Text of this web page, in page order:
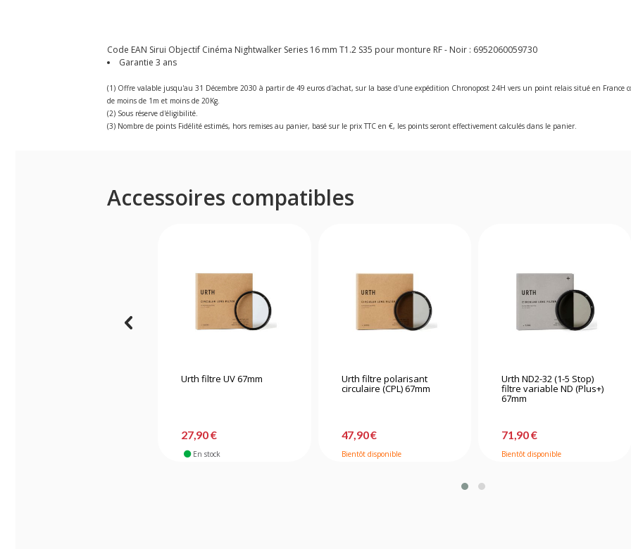
Code EAN Sirui Objectif Cinéma Nightwalker Series 16 mm T1.2 S35 pour monture RF - Noir : 6952060059730
Garantie 3 ans
(1) Offre valable jusqu'au 31 Décembre 2030 à partir de 49 euros d'achat, sur la base d'une expédition Chronopost 24H vers un point relais situé en
de moins de 1m et moins de 20Kg.
(2) Sous réserve d'éligibilité.
(3) Nombre de points Fidélité estimés, hors remises au panier, basé sur le prix TTC en €, les points seront effectivement calculés dans le panier.
Accessoires compatibles
Urth filtre UV 67mm
27,90 €
En stock
Urth filtre polarisant
circulaire (CPL) 67mm
47,90 €
Bientôt disponible
Urth ND2-32 (1-5 Stop)
filtre variable ND (Plus+)
67mm
71,90 €
Bientôt disponible